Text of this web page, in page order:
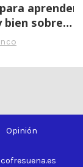
aprender
bien sobre
Opinión